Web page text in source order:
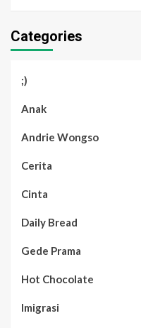
Categories
;)
Anak
Andrie Wongso
Cerita
Cinta
Daily Bread
Gede Prama
Hot Chocolate
Imigrasi